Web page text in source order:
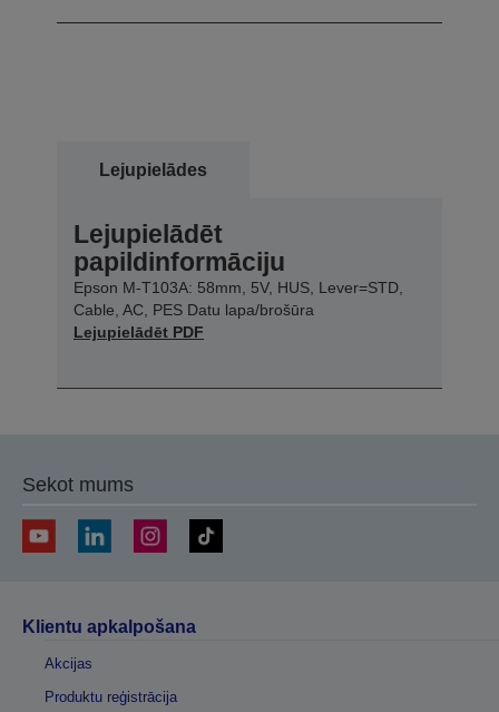
Lejupielādes
Lejupielādēt
papildinformāciju
Epson M-T103A: 58mm, 5V, HUS, Lever=STD,
Cable, AC, PES Datu lapa/brošūra
Lejupielādēt PDF
Sekot mums
Klientu apkalpošana
Akcijas
Produktu reģistrācija